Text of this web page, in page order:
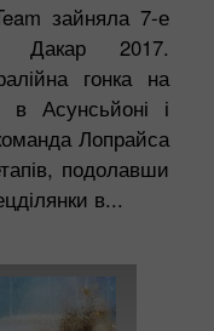
зайняла 7-е
Дакар 2017.
гонка на
в Асунсьйоні і
Лопрайса
подолавши
в...